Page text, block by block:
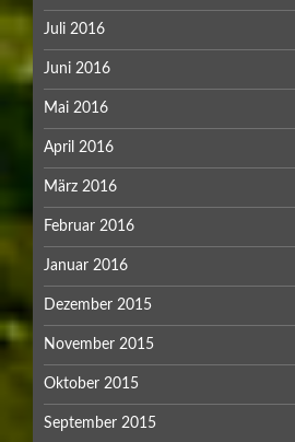
Juli 2016
Juni 2016
Mai 2016
April 2016
März 2016
Februar 2016
Januar 2016
Dezember 2015
November 2015
Oktober 2015
September 2015